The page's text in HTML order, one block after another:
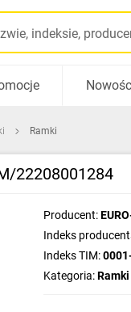
Ramki
22208001284
Producent:
Indeks
Indeks TIM:
Kategoria:Ramki